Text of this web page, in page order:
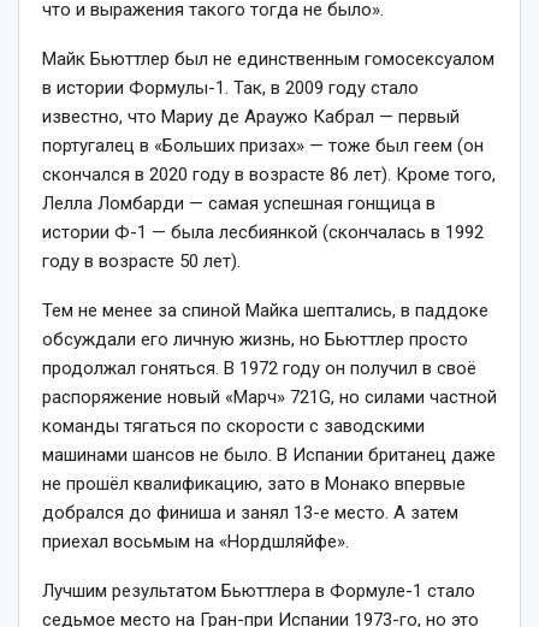
что и выражения такого тогда не было».
Майк Бьюттлер был не единственным гомосексуалом
в истории Формулы-1. Так, в 2009 году стало
известно, что Мариу де Араужо Кабрал — первый
португалец в «Больших призах» — тоже был геем (он
скончался в 2020 году в возрасте 86 лет). Кроме того,
Лелла Ломбарди — самая успешная гонщица в
истории Ф-1 — была лесбиянкой (скончалась в 1992
году в возрасте 50 лет).
Тем не менее за спиной Майка шептались, в паддоке
обсуждали его личную жизнь, но Бьюттлер просто
продолжал гоняться. В 1972 году он получил в своё
распоряжение новый «Марч» 721G, но силами частной
команды тягаться по скорости с заводскими
машинами шансов не было. В Испании британец даже
не прошёл квалификацию, зато в Монако впервые
добрался до финиша и занял 13-е место. А затем
приехал восьмым на «Нордшляйфе».
Лучшим результатом Бьюттлера в Формуле-1 стало
седьмое место на Гран-при Испании 1973-го, но это